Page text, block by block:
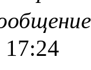
17:24